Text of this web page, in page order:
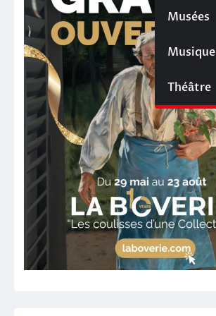
Musées
Musique
Théâtre